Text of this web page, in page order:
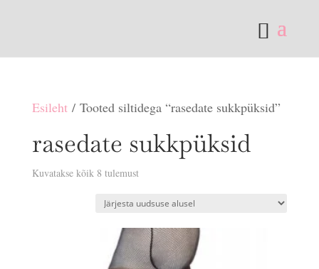
Esileht/ Tooted siltidega “rasedate sukkpüksid”
rasedate sukkpüksid
Kuvatakse kõik 8 tulemustSorditud